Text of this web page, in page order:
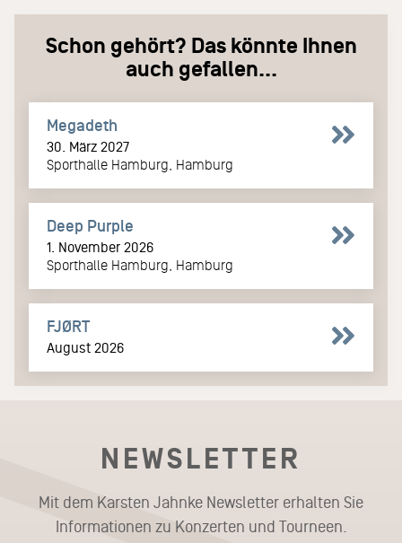
Schon gehört? Das könnte Ihnen
auch gefallen...
Megadeth
30. März 2027
Sporthalle Hamburg, Hamburg
Deep Purple
1. November 2026
Sporthalle Hamburg, Hamburg
FJØRT
August 2026
NEWSLETTER
Mit dem Karsten Jahnke Newsletter erhalten Sie
Informationen zu Konzerten und Tourneen.